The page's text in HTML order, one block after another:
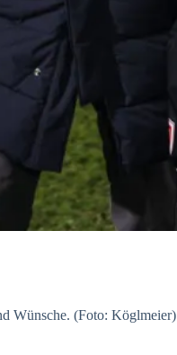
Wünsche. (Foto: Köglmeier)